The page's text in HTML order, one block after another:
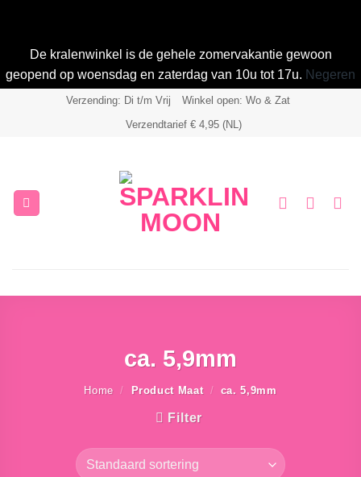
De kralenwinkel is de gehele zomervakantie gewoon
geopend op woensdag en zaterdag van 10u tot 17u. Negeren
Verzending: Di t/m Vrij
Winkel open: Wo & Zat
Verzendtarief € 4,95 (NL)
ca. 5,9mm
Home / Product Maat / ca. 5,9mm
Filter